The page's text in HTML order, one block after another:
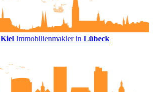
Kiel Immobilienmakler in Lübeck